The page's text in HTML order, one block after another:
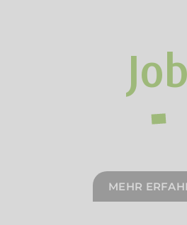
Job
MEHR